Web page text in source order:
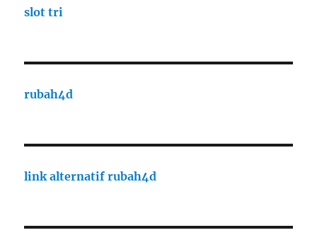
slot tri
rubah4d
link alternatif rubah4d